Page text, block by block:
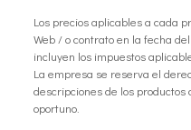
Los precios aplicables a cada
Web / o contrato en la fecha
incluyen los impuestos
La empresa se reserva el
descripciones de los productos
oportuno.